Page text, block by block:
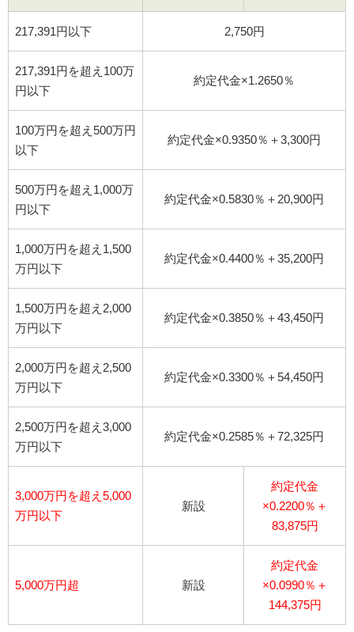
217,391円以下 2,750円
217,391円を超え100万
円以下
約定代金×1.2650％
100万円を超え500万円
以下
約定代金×0.9350％＋3,300円
500万円を超え1,000万
円以下
約定代金×0.5830％＋20,900円
1,000万円を超え1,500
万円以下
約定代金×0.4400％＋35,200円
1,500万円を超え2,000
万円以下
約定代金×0.3850％＋43,450円
2,000万円を超え2,500
万円以下
約定代金×0.3300％＋54,450円
2,500万円を超え3,000
万円以下
約定代金×0.2585％＋72,325円
3,000万円を超え5,000
万円以下
新設
約定代金
×0.2200％＋
83,875円
5,000万円超 新設
約定代金
×0.0990％＋
144,375円